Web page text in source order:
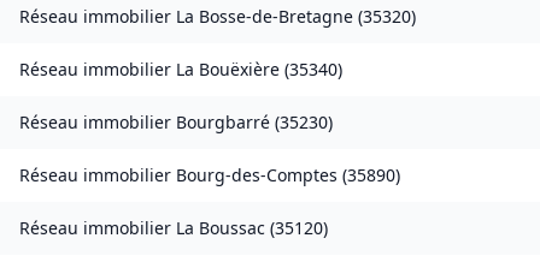
Réseau immobilier La Bosse-de-Bretagne (35320)
Réseau immobilier La Bouëxière (35340)
Réseau immobilier Bourgbarré (35230)
Réseau immobilier Bourg-des-Comptes (35890)
Réseau immobilier La Boussac (35120)